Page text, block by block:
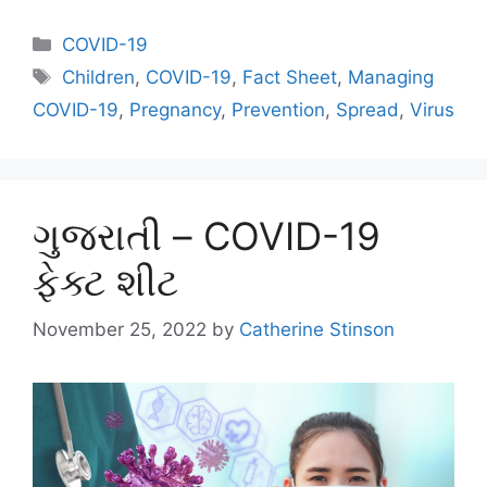
Categories
COVID-19
Tags
Children, COVID-19, Fact Sheet, Managing
COVID-19, Pregnancy, Prevention, Spread , Virus
ગુજરાતી – COVID-19
ફેક્ટ શીટ
November 25, 2022 by Catherine Stinson